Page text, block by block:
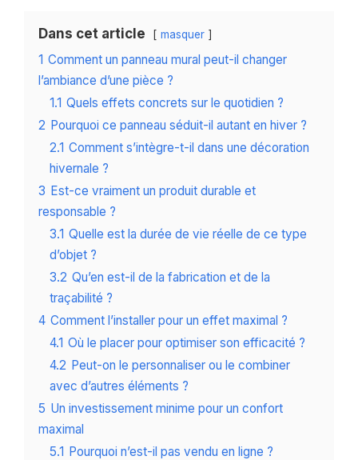
Dans cet article masquer
1 Comment un panneau mural peut-il changer
l’ambiance d’une pièce ?
1.1 Quels effets concrets sur le quotidien ?
2 Pourquoi ce panneau séduit-il autant en hiver ?
2.1 Comment s’intègre-t-il dans une décoration
hivernale ?
3 Est-ce vraiment un produit durable et
responsable ?
3.1 Quelle est la durée de vie réelle de ce type
d’objet ?
3.2 Qu’en est-il de la fabrication et de la
traçabilité ?
4 Comment l’installer pour un effet maximal ?
4.1 Où le placer pour optimiser son efficacité ?
4.2 Peut-on le personnaliser ou le combiner
avec d’autres éléments ?
5 Un investissement minime pour un confort
maximal
5.1 Pourquoi n’est-il pas vendu en ligne ?